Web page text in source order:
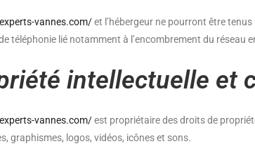
vannes.com/et l’hébergeur ne pourront être
téléphonie lié notamment à l’encombrement du réseau
intellectuelle et
vannes.com/est propriétaire des droits de
graphismes, logos, vidéos, icônes et sons.